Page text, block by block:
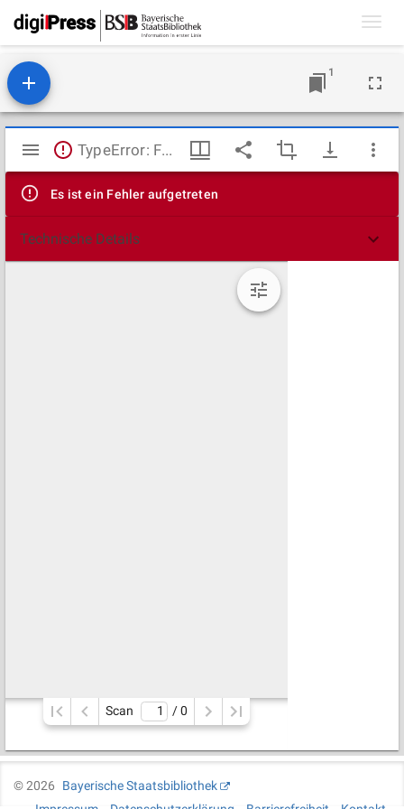
1
Mirador
Viewer
TypeError: Failed to fetch
Es ist ein Fehler aufgetreten
Technische Details
Scan / 0
©2026
Bayerische Staatsbibliothek